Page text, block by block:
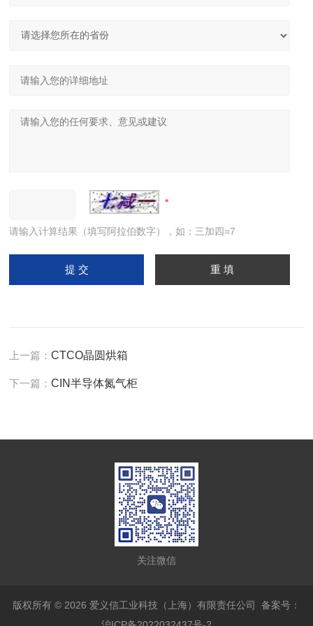
请输入计算结果（填写阿拉伯数字），如：三加四=7
上一篇：CTCO晶圆烘箱
下一篇：CIN半导体氮气柜
关注微信
版权所有 © 2026 爱义信工业科技（上海）有限责任公司 备案号：